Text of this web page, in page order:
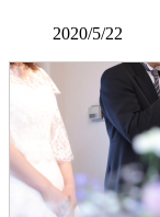
2020/5/22